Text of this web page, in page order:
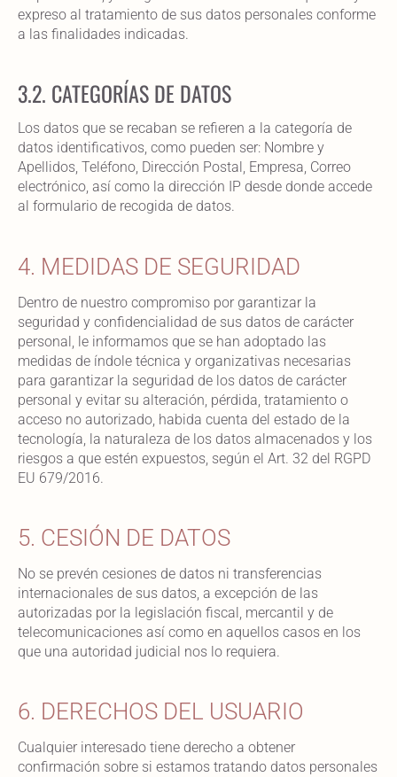
expreso al tratamiento de sus datos personales conforme
a las finalidades indicadas.
3.2. CATEGORÍAS DE DATOS
Los datos que se recaban se refieren a la categoría de
datos identificativos, como pueden ser: Nombre y
Apellidos, Teléfono, Dirección Postal, Empresa, Correo
electrónico, así como la dirección IP desde donde accede
al formulario de recogida de datos.
4. MEDIDAS DE SEGURIDAD
Dentro de nuestro compromiso por garantizar la
seguridad y confidencialidad de sus datos de carácter
personal, le informamos que se han adoptado las
medidas de índole técnica y organizativas necesarias
para garantizar la seguridad de los datos de carácter
personal y evitar su alteración, pérdida, tratamiento o
acceso no autorizado, habida cuenta del estado de la
tecnología, la naturaleza de los datos almacenados y los
riesgos a que estén expuestos, según el Art. 32 del RGPD
EU 679/2016.
5. CESIÓN DE DATOS
No se prevén cesiones de datos ni transferencias
internacionales de sus datos, a excepción de las
autorizadas por la legislación fiscal, mercantil y de
telecomunicaciones así como en aquellos casos en los
que una autoridad judicial nos lo requiera.
6. DERECHOS DEL USUARIO
Cualquier interesado tiene derecho a obtener
confirmación sobre si estamos tratando datos personales